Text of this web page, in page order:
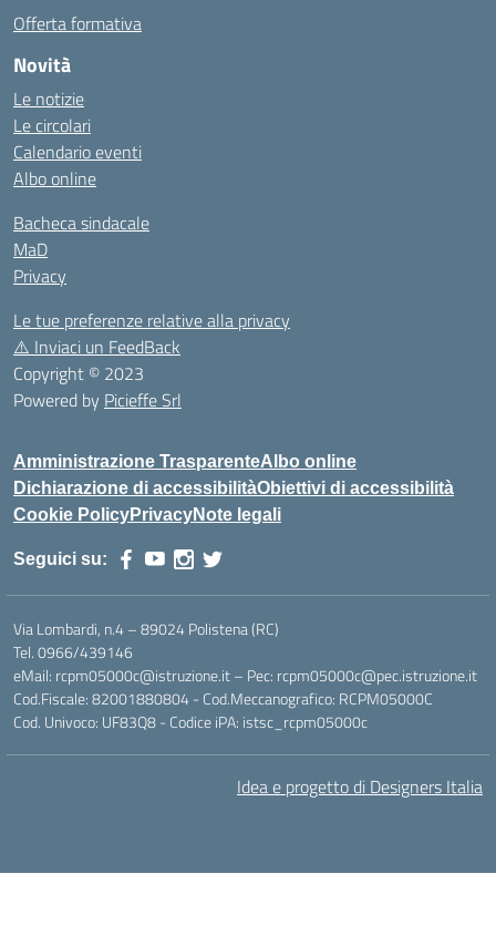
Offerta formativa
Novità
Le notizie
Le circolari
Calendario eventi
Albo online
Bacheca sindacale
MaD
Privacy
Le tue preferenze relative alla privacy
⚠️ Inviaci un FeedBack
Copyright © 2023
Powered by Picieffe Srl
Amministrazione TrasparenteAlbo online
Dichiarazione di accessibilitàObiettivi di accessibilità
Cookie PolicyPrivacyNote legali
Seguici su:
Via Lombardi, n.4 – 89024 Polistena (RC)
Tel. 0966/439146
eMail: rcpm05000c@istruzione.it – Pec: rcpm05000c@pec.istruzione.it
Cod.Fiscale: 82001880804 - Cod.Meccanografico: RCPM05000C
Cod. Univoco: UF83Q8 - Codice iPA: istsc_rcpm05000c
Idea e progetto di Designers Italia